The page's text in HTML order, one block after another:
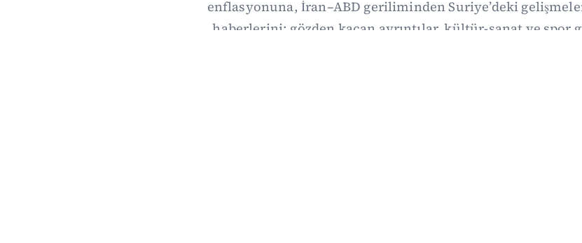
enflasyonuna, İran–ABD geriliminden Suriye’deki
haberlerini; gözden kaçan ayrıntılar, kültür-sanat ve spor